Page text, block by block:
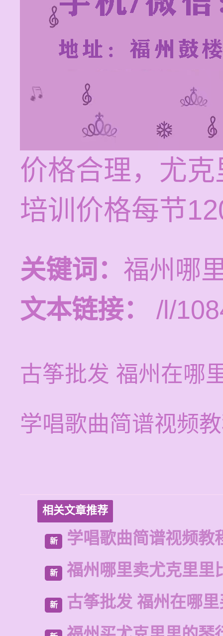
价格合理，尤
培训价格每节
关键词： 福州哪
文本链接：
/l/
古筝批发 福州在哪
学唱歌曲简谱视频
相关文章推荐
新 学唱歌曲简谱视频教
新 福州哪里卖尤克里里
新 古筝批发 福州在哪